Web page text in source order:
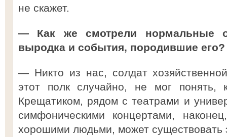
не скажет.
— Как же смотрели нормальные
выродка и события, породившие его?
— Никто из нас, солдат
этот полк случайно, не мог
Крещатиком, рядом с театрами и
симфоническими концертами,
хорошими людьми, может существовать